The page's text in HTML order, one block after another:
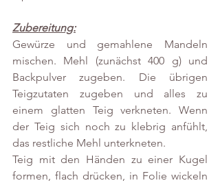
Zubereitung:
Gewürze und gemahlene Mandeln
mischen. Mehl (zunächst 400 g) und
Backpulver zugeben. Die übrigen
Teigzutaten zugeben und alles zu
einem glatten Teig verkneten. Wenn
der Teig sich noch zu klebrig anfühlt,
das restliche Mehl unterkneten.
Teig mit den Händen zu einer Kugel
formen, flach drücken, in Folie wickeln